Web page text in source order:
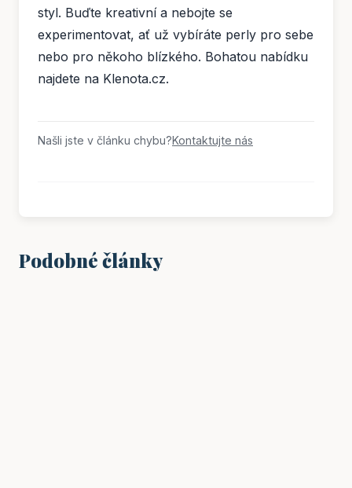
styl. Buďte kreativní a nebojte se
experimentovat, ať už vybíráte perly pro sebe
nebo pro někoho blízkého. Bohatou nabídku
najdete na Klenota.cz.
Našli jste v článku chybu?Kontaktujte nás
Podobné články